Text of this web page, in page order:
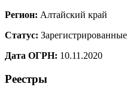
Регион: Алтайский край
Статус: Зарегистрированные
Дата ОГРН: 10.11.2020
Реестры